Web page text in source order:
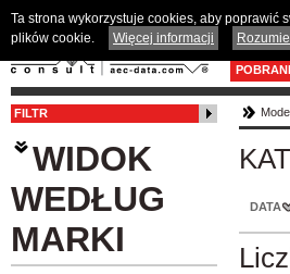
FILTR
WIDOK
WEDŁUG
MARKI
DATA
Ta strona wykorzystuje cookies, aby
plików cookie.
Więcej informacji